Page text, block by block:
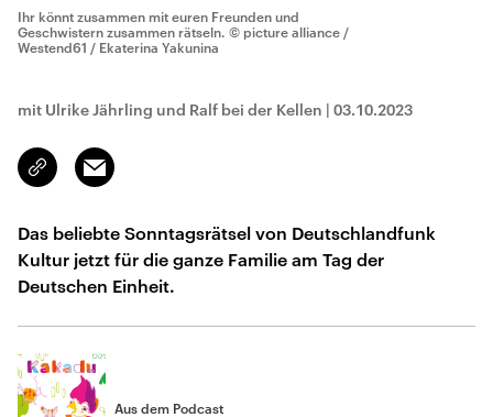
Ihr könnt zusammen mit euren Freunden und
Geschwistern zusammen rätseln. © picture alliance /
Westend61 / Ekaterina Yakunina
mit Ulrike Jährling und Ralf bei der Kellen | 03.10.2023
Link
kopieren/teilen
Email
Das beliebte Sonntagsrätsel von Deutschlandfunk
Kultur jetzt für die ganze Familie am Tag der
Deutschen Einheit.
Aus dem Podcast